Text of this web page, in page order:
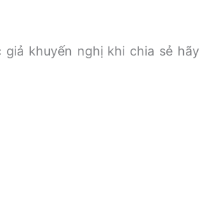
khuyến nghị khi chia sẻ hãy